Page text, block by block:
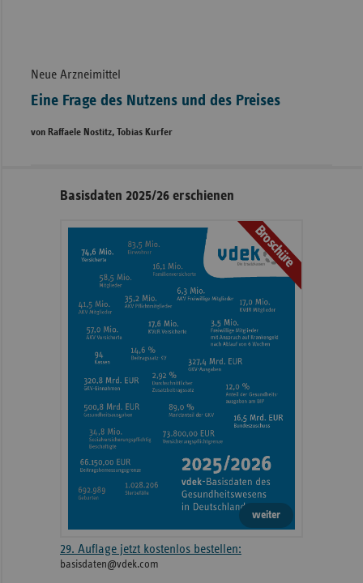
Neue Arzneimittel
Eine Frage des Nutzens und des Preises
von Raffaele Nostitz, Tobias Kurfer
Seitennavigation
Seitenleiste
Informationen
Basisdaten 2025/26 erschienen
Broschüre
weiter
29. Auflage jetzt kostenlos bestellen:
basisdaten@vdek.com